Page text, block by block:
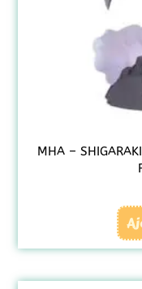
MHA –